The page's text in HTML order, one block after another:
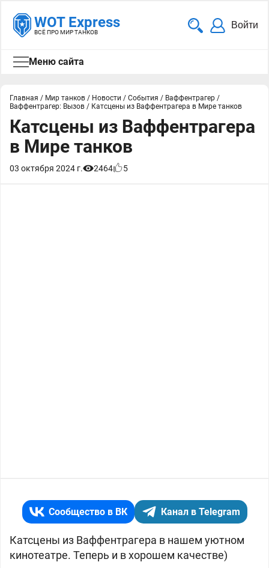
WOT Express
ВСЁ ПРО МИР ТАНКОВ
Войти
Меню сайта
Главная / Мир танков / Новости / События / Ваффентрагер /
Ваффентрагер: Вызов / Катсцены из Ваффентрагера в Мире танков
Катсцены из Ваффентрагера
в Мире танков
03 октября 2024 г. 2464 5
Сообщество в ВК Канал в Telegram
Катсцены из Ваффентрагера в нашем уютном
кинотеатре. Теперь и в хорошем качестве)